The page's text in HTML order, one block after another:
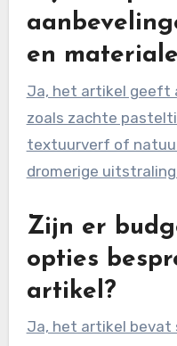
en
Ja, het artikel geeft
zoals zachte
textuurverf of
dromerige
Zijn er
opties
artikel?
Ja, het artikel bevat